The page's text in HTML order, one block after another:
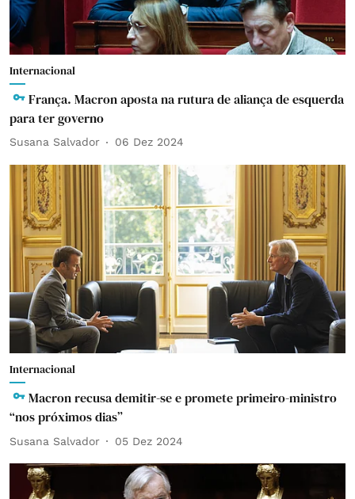
Internacional
França. Macron aposta na rutura de aliança de esquerda
para ter governo
Susana Salvador 06 Dez 2024
Internacional
Macron recusa demitir-se e promete primeiro-ministro
“nos próximos dias”
Susana Salvador 05 Dez 2024